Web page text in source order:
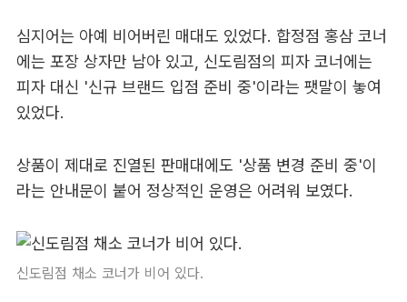
심지어는 아예 비어버린 매대도 있었다. 합정점 홍삼 코너
에는 포장 상자만 남아 있고, 신도림점의 피자 코너에는
피자 대신 '신규 브랜드 입점 준비 중'이라는 팻말이 놓여
있었다.
상품이 제대로 진열된 판매대에도 '상품 변경 준비 중'이
라는 안내문이 붙어 정상적인 운영은 어려워 보였다.
신도림점 채소 코너가 비어 있다.